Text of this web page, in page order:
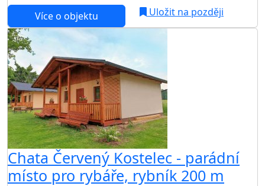
Více o objektu Uložit na později
Chata Červený Kostelec - parádní
místo pro rybáře, rybník 200 m